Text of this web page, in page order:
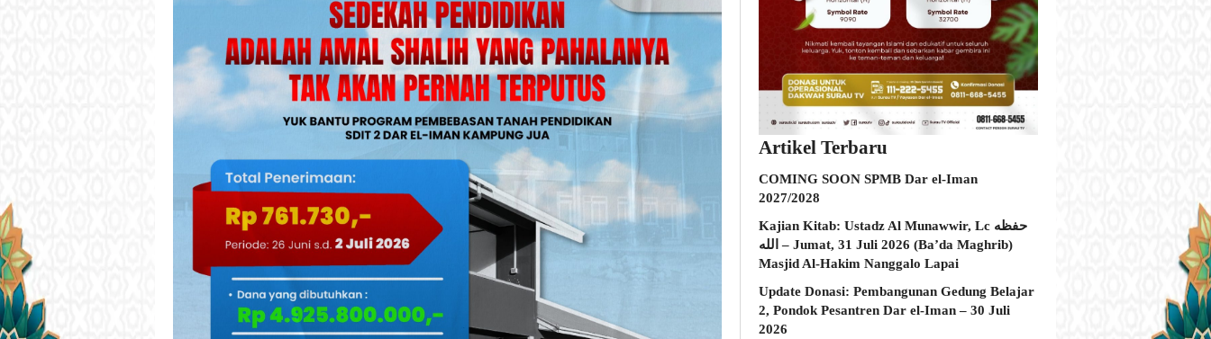
Artikel Terbaru
COMING SOON SPMB Dar el-Iman
2027/2028
Kajian Kitab: Ustadz Al Munawwir, Lc حفظه
الله – Jumat, 31 Juli 2026 (Ba’da Maghrib)
Masjid Al-Hakim Nanggalo Lapai
Update Donasi: Pembangunan Gedung Belajar
2, Pondok Pesantren Dar el-Iman – 30 Juli
2026